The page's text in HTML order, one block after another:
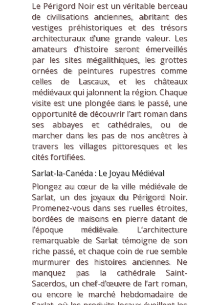
Le Périgord Noir est un véritable berceau
de civilisations anciennes, abritant des
vestiges préhistoriques et des trésors
architecturaux d’une grande valeur. Les
amateurs d’histoire seront émerveillés
par les sites mégalithiques, les grottes
ornées de peintures rupestres comme
celles de Lascaux, et les châteaux
médiévaux qui jalonnent la région. Chaque
visite est une plongée dans le passé, une
opportunité de découvrir l’art roman dans
ses abbayes et cathédrales, ou de
marcher dans les pas de nos ancêtres à
travers les villages pittoresques et les
cités fortifiées.
Sarlat-la-Canéda : Le Joyau Médiéval
Plongez au cœur de la ville médiévale de
Sarlat, un des joyaux du Périgord Noir.
Promenez-vous dans ses ruelles étroites,
bordées de maisons en pierre datant de
l’époque médiévale. L’architecture
remarquable de Sarlat témoigne de son
riche passé, et chaque coin de rue semble
murmurer des histoires anciennes. Ne
manquez pas la cathédrale Saint-
Sacerdos, un chef-d’œuvre de l’art roman,
ou encore le marché hebdomadaire de